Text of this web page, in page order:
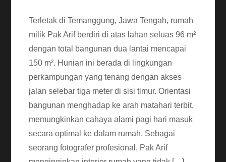
Terletak di Temanggung, Jawa Tengah, rumah
milik Pak Arif berdiri di atas lahan seluas 96 m²
dengan total bangunan dua lantai mencapai
150 m². Hunian ini berada di lingkungan
perkampungan yang tenang dengan akses
jalan selebar tiga meter di sisi timur. Orientasi
bangunan menghadap ke arah matahari terbit,
memungkinkan cahaya alami pagi hari masuk
secara optimal ke dalam rumah. Sebagai
seorang fotografer profesional, Pak Arif